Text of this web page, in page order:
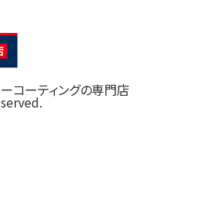
コーティングの専門店